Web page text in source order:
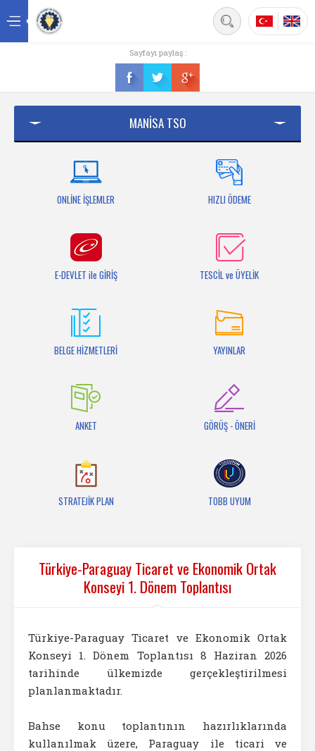
Üyelik
Bilgi Bankası
Sayfayı paylaş :
MANİSA TSO
ONLİNE İŞLEMLER HIZLI ÖDEME
E-DEVLET ile GİRİŞ TESCİL ve ÜYELİK
BELGE HİZMETLERİ YAYINLAR
ANKET GÖRÜŞ - ÖNERİ
STRATEJİK PLAN TOBB UYUM
Türkiye-Paraguay Ticaret ve Ekonomik Ortak
Konseyi 1. Dönem Toplantısı
Türkiye-Paraguay Ticaret ve Ekonomik Ortak
Konseyi 1. Dönem Toplantısı 8 Haziran 2026
tarihinde ülkemizde gerçekleştirilmesi
planlanmaktadır.
Bahse konu toplantının hazırlıklarında
kullanılmak üzere, Paraguay ile ticari ve